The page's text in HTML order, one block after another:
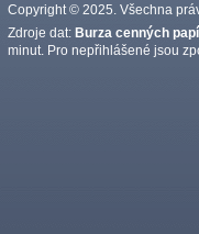
Copyright © 2025. Všechna
Zdroje dat: Burza cenných
minut. Pro nepřihlášené jsou